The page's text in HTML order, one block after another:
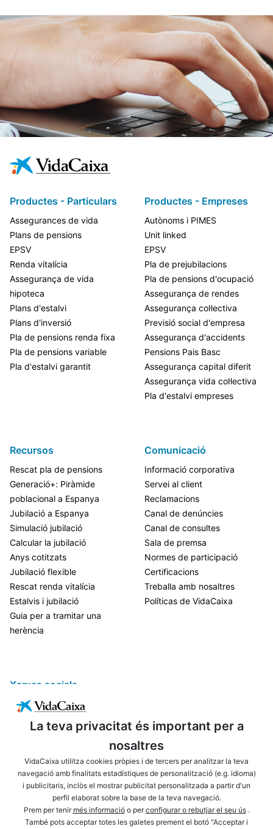
La teva privacitat és important per a
nosaltres
VidaCaixa utilitza cookies pròpies i de tercers per analitzar la teva
navegació amb finalitats estadístiques de personalització (e.g. idioma)
i publicitaris, inclòs el mostrar publicitat personalitzada a partir d'un
perfil elaborat sobre la base de la teva navegació.
Prem per tenir més informacióo perconfigurar o rebutjar el seu ús.
També pots acceptar totes les galetes prement el botó "Acceptar i
Productes - Particulars
Assegurances de vida
Plans de pensions
EPSV
Renda vitalícia
Assegurança de vida
hipoteca
Plans d'estalvi
Plans d'inversió
Pla de pensions renda fixa
Pla de pensions variable
Pla d'estalvi garantit
Productes - Empreses
Autònoms i PIMES
Unit linked
EPSV
Pla de prejubilacions
Pla de pensions d'ocupació
Assegurança de rendes
Assegurança col·lectiva
Previsió social d'empresa
Assegurança d'accidents
Pensions Pais Basc
Assegurança capital diferit
Assegurança vida col·lectiva
Pla d'estalvi empreses
Recursos
Rescat pla de pensions
Generació+: Piràmide
poblacional a Espanya
Jubilació a Espanya
Simulació jubilació
Calcular la jubilació
Anys cotitzats
Jubilació flexible
Rescat renda vitalícia
Estalvis i jubilació
Guia per a tramitar una
herència
Comunicació
Informació corporativa
Servei al client
Reclamacions
Canal de denúncies
Canal de consultes
Sala de premsa
Normes de participació
Certificacions
Treballa amb nosaltres
Políticas de VidaCaixa
Xarxes socials
ENLLAÇOS D'INTERÈS AVÍS LEGAL
PRIVACITAT POLÍTICA DE COOKIES